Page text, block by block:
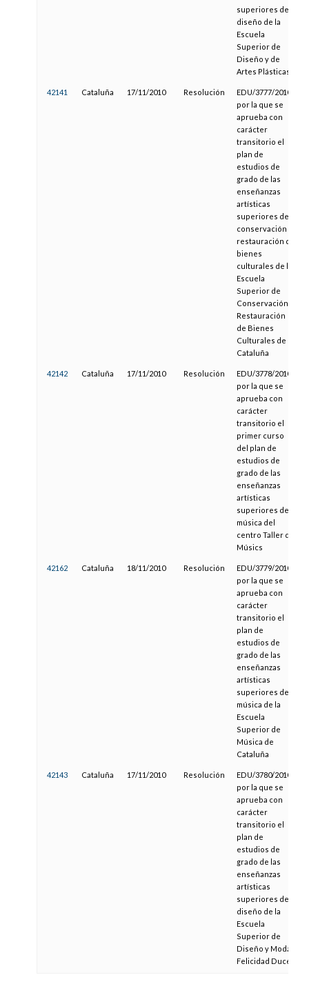
superiores de
diseño de la
Escuela
Superior de
Diseño y de
Artes Plásticas
42141 Cataluña 17/11/2010 Resolución
EDU/3777/2010,
por la que se
aprueba con
carácter
transitorio el
plan de
estudios de
grado de las
enseñanzas
artísticas
superiores de
conservación y
restauración de
bienes
culturales de la
Escuela
Superior de
Conservación y
Restauración
de Bienes
Culturales de
Cataluña
42142 Cataluña 17/11/2010 Resolución
EDU/3778/2010,
por la que se
aprueba con
carácter
transitorio el
primer curso
del plan de
estudios de
grado de las
enseñanzas
artísticas
superiores de
música del
centro Taller de
Músics
42162 Cataluña 18/11/2010 Resolución
EDU/3779/2010,
por la que se
aprueba con
carácter
transitorio el
plan de
estudios de
grado de las
enseñanzas
artísticas
superiores de
música de la
Escuela
Superior de
Música de
Cataluña
42143 Cataluña 17/11/2010 Resolución
EDU/3780/2010,
por la que se
aprueba con
carácter
transitorio el
plan de
estudios de
grado de las
enseñanzas
artísticas
superiores de
diseño de la
Escuela
Superior de
Diseño y Moda
Felicidad Duce